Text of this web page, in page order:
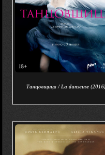
Танцовщица / La danseuse (2016)